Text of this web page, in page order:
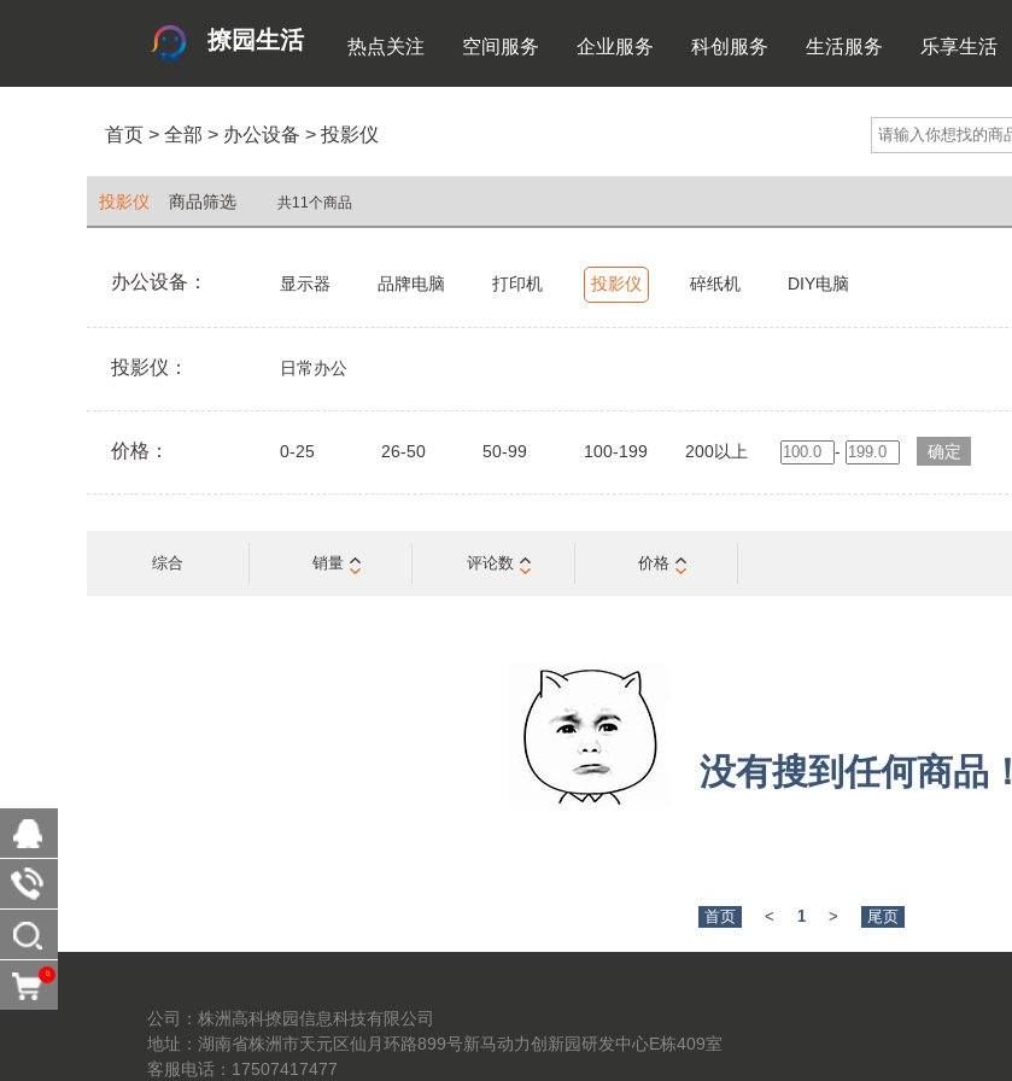
撩园生活 热点关注 空间服务 企业服务 科创服务 生活服务 乐享生活
首页 > 全部 > 办公设备 > 投影仪
投影仪 商品筛选 共11个商品
办公设备： 显示器 品牌电脑 打印机 投影仪 碎纸机 DIY电脑
投影仪： 日常办公
价格： 0-25 26-50 50-99 100-199 200以上 -
综合 销量 评论数 价格
没有搜到任何商品！
首页 < 1 > 尾页
公司：株洲高科撩园信息科技有限公司
地址：湖南省株洲市天元区仙月环路899号新马动力创新园研发中心E栋409室
客服电话：17507417477
0